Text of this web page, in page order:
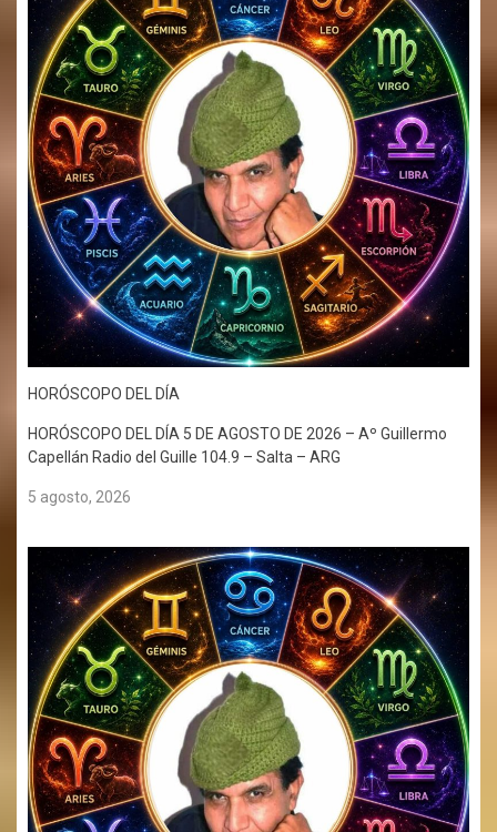
HORÓSCOPO DEL DÍA
HORÓSCOPO DEL DÍA 5 DE AGOSTO DE 2026 – Aº Guillermo
Capellán Radio del Guille 104.9 – Salta – ARG
5 agosto, 2026